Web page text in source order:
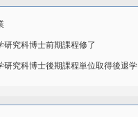
究科博士前期課程修了
究科博士後期課程単位取得後退学